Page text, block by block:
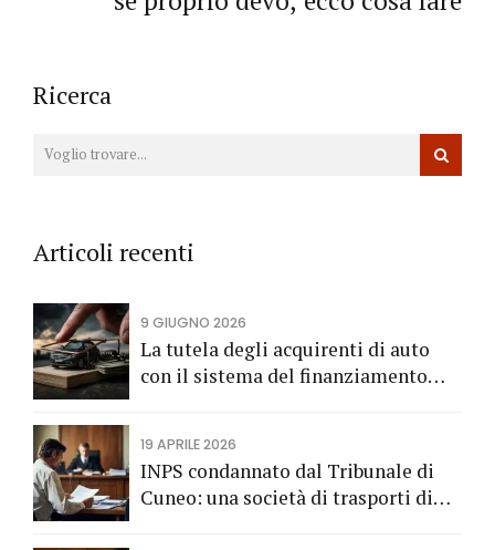
Ricerca
Articoli recenti
9 GIUGNO 2026
La tutela degli acquirenti di auto
con il sistema del finanziamento
19 APRILE 2026
INPS condannato dal Tribunale di
Cuneo: una società di trasporti di